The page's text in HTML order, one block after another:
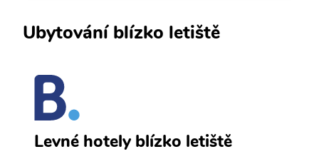
Ubytování blízko letiště
Levné hotely blízko letiště